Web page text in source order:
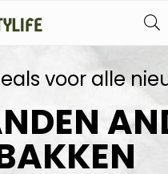
voor alle